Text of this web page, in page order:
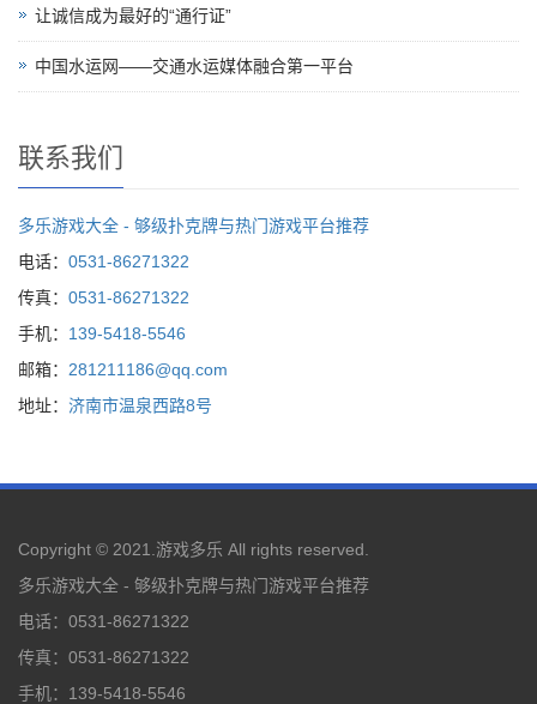
让诚信成为最好的“通行证”
中国水运网——交通水运媒体融合第一平台
联系我们
多乐游戏大全 - 够级扑克牌与热门游戏平台推荐
电话： 0531-86271322
传真： 0531-86271322
手机： 139-5418-5546
邮箱： 281211186@qq.com
地址： 济南市温泉西路8号
Copyright © 2021. 游戏多乐 All rights reserved.
多乐游戏大全 - 够级扑克牌与热门游戏平台推荐
电话： 0531-86271322
传真： 0531-86271322
手机： 139-5418-5546